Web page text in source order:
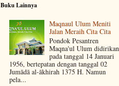
Buku Lainnya
Maqnaul Ulum Meniti
Jalan Meraih Cita Cita
Pondok Pesantren
Maqna'ul Ulum didirikan
pada tanggal 14 Januari
1956, bertepatan dengan tanggal 02
Jumādā al-ākhirah 1375 H. Namun
pela...